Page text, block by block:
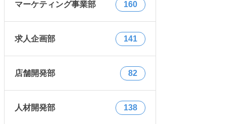
マーケティング事業部 160
求人企画部 141
店舗開発部 82
人材開発部 138